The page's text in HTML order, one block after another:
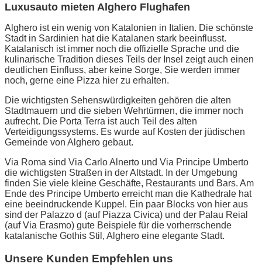
Luxusauto mieten Alghero Flughafen
Alghero ist ein wenig von Katalonien in Italien. Die schönste
Stadt in Sardinien hat die Katalanen stark beeinflusst.
Katalanisch ist immer noch die offizielle Sprache und die
kulinarische Tradition dieses Teils der Insel zeigt auch einen
deutlichen Einfluss, aber keine Sorge, Sie werden immer
noch, gerne eine Pizza hier zu erhalten.
Die wichtigsten Sehenswürdigkeiten gehören die alten
Stadtmauern und die sieben Wehrtürmen, die immer noch
aufrecht. Die Porta Terra ist auch Teil des alten
Verteidigungssystems. Es wurde auf Kosten der jüdischen
Gemeinde von Alghero gebaut.
Via Roma sind Via Carlo Alnerto und Via Principe Umberto
die wichtigsten Straßen in der Altstadt. In der Umgebung
finden Sie viele kleine Geschäfte, Restaurants und Bars. Am
Ende des Principe Umberto erreicht man die Kathedrale hat
eine beeindruckende Kuppel. Ein paar Blocks von hier aus
sind der Palazzo d (auf Piazza Civica) und der Palau Reial
(auf Via Erasmo) gute Beispiele für die vorherrschende
katalanische Gothis Stil, Alghero eine elegante Stadt.
Unsere Kunden Empfehlen uns